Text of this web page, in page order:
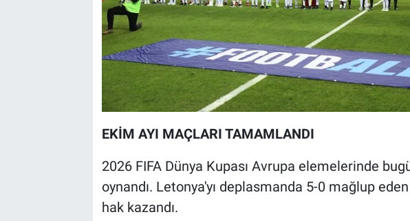
EKİM AYI MAÇLARI TAMAMLANDI
2026 FIFA Dünya Kupası Avrupa elemelerinde
oynandı. Letonya'yı deplasmanda 5-0 mağlup
hak kazandı.